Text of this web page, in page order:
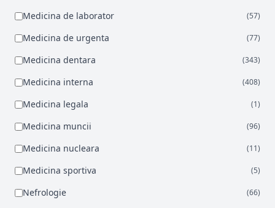
Medicina de laborator (57)
Medicina de urgenta (77)
Medicina dentara (343)
Medicina interna (408)
Medicina legala (1)
Medicina muncii (96)
Medicina nucleara (11)
Medicina sportiva (5)
Nefrologie (66)